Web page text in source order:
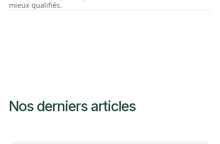
mieux qualifiés.
Nos derniers articles